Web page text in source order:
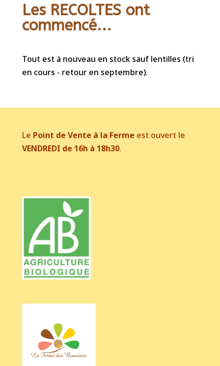
Les RECOLTES ont
commencé...
Tout est à nouveau en stock sauf lentilles (tri
en cours - retour en septembre).
Le Point de Vente à la Ferme est ouvert le
VENDREDI de 16h à 18h30.